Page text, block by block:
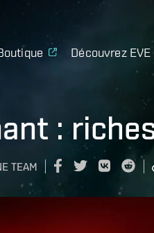
Découvrez EVE
:
TEAM